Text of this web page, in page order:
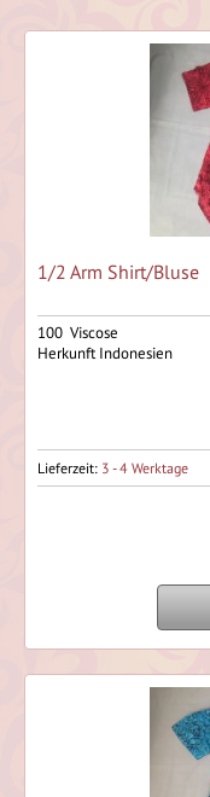
1/2 Arm Shirt/Bluse
100 Viscose
Herkunft Indonesien
Lieferzeit: 3 - 4 Werktage